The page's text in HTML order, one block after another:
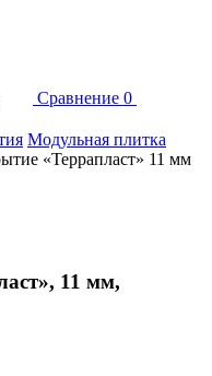
Сравнение 0
Модульная плитка
«Террапласт» 11 мм
11 мм,